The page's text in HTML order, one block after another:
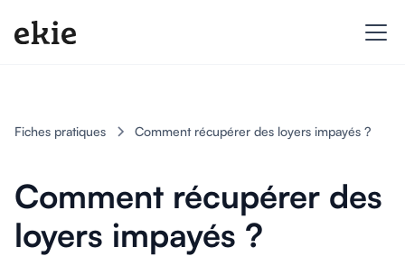
Fiches pratiques Comment récupérer des loyers impayés ?
Comment récupérer des
loyers impayés ?